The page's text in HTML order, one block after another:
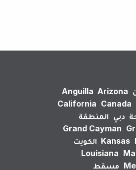
Anguilla Arizona
California Canada
دبي المنطقة
Grand Cayman
Kansas الكويت
Louisiana
مسقط